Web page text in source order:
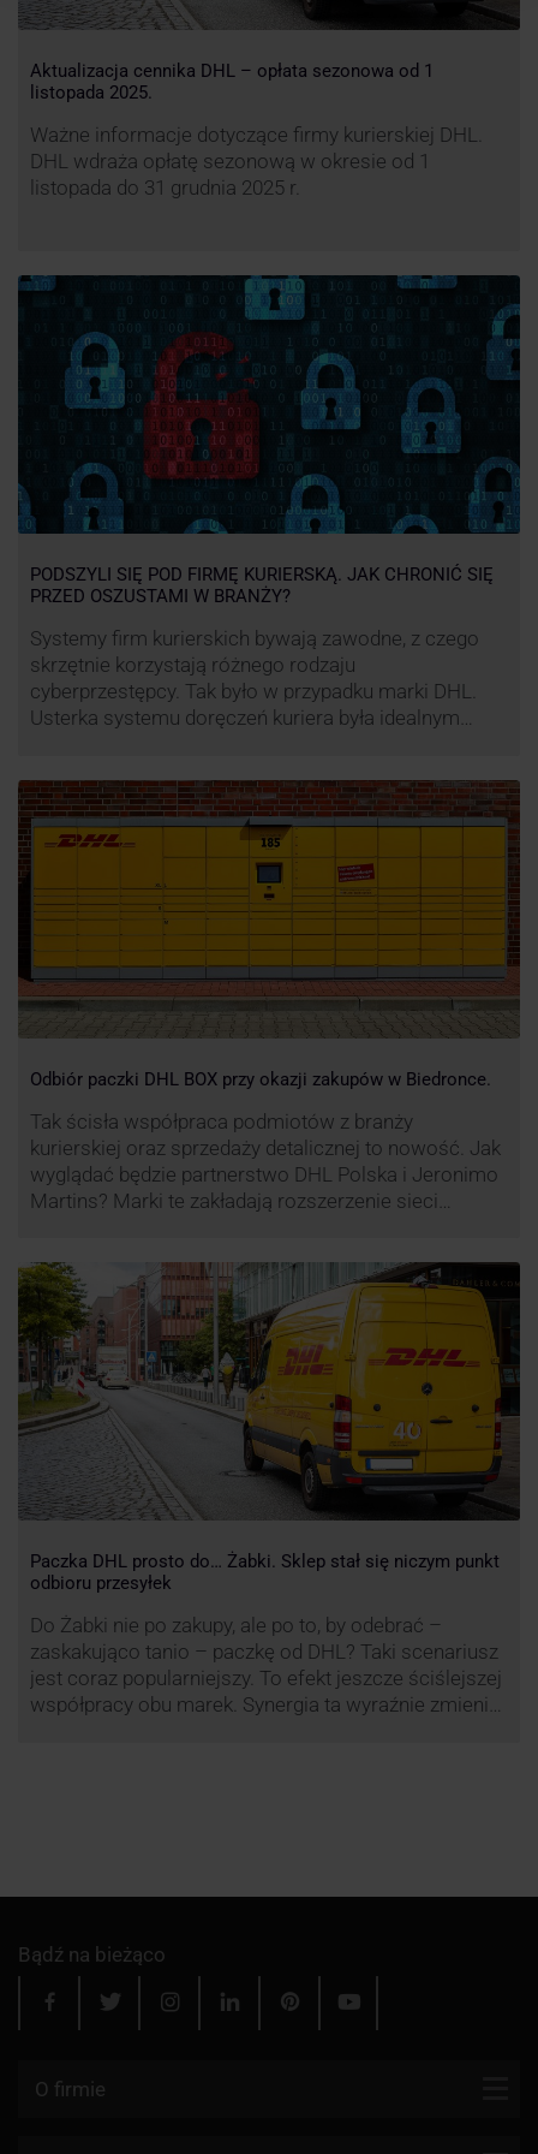
Aktualizacja cennika DHL – opłata sezonowa od 1
listopada 2025.
Ważne informacje dotyczące firmy kurierskiej DHL.
DHL wdraża opłatę sezonową w okresie od 1
listopada do 31 grudnia 2025 r.
PODSZYLI SIĘ POD FIRMĘ KURIERSKĄ. JAK CHRONIĆ SIĘ
PRZED OSZUSTAMI W BRANŻY?
Systemy firm kurierskich bywają zawodne, z czego
skrzętnie korzystają różnego rodzaju
cyberprzestępcy. Tak było w przypadku marki DHL.
Usterka systemu doręczeń kuriera była idealnym
oszukać cyberprzestępcom, którzy próbują
wykorzystać problemy przedsiębiorstw działających
w branży kurierskiej?
Odbiór paczki DHL BOX przy okazji zakupów w Biedronce.
Tak ścisła współpraca podmiotów z branży
kurierskiej oraz sprzedaży detalicznej to nowość. Jak
wyglądać będzie partnerstwo DHL Polska i Jeronimo
Martins? Marki te zakładają rozszerzenie sieci
Paczka DHL prosto do… Żabki. Sklep stał się niczym punkt
odbioru przesyłek
Do Żabki nie po zakupy, ale po to, by odebrać –
zaskakująco tanio – paczkę od DHL? Taki scenariusz
jest coraz popularniejszy. To efekt jeszcze ściślejszej
współpracy obu marek. Synergia ta wyraźnie zmienia
Bądź na bieżąco
O firmie